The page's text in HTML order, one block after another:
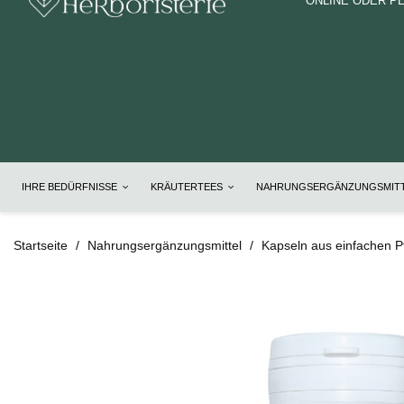
IHRE BEDÜRFNISSE KRÄUTERTEES
Startseite Nahrungsergänzungsmittel Kapseln aus einfachen